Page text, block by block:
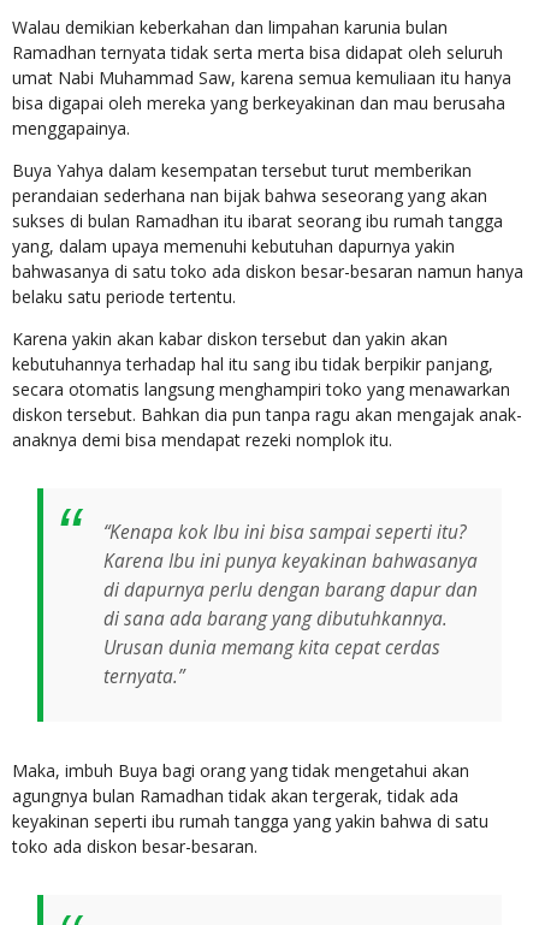
Walau demikian keberkahan dan limpahan karunia bulan
Ramadhan ternyata tidak serta merta bisa didapat oleh seluruh
umat Nabi Muhammad Saw, karena semua kemuliaan itu hanya
bisa digapai oleh mereka yang berkeyakinan dan mau berusaha
menggapainya.
Buya Yahya dalam kesempatan tersebut turut memberikan
perandaian sederhana nan bijak bahwa seseorang yang akan
sukses di bulan Ramadhan itu ibarat seorang ibu rumah tangga
yang, dalam upaya memenuhi kebutuhan dapurnya yakin
bahwasanya di satu toko ada diskon besar-besaran namun hanya
belaku satu periode tertentu.
Karena yakin akan kabar diskon tersebut dan yakin akan
kebutuhannya terhadap hal itu sang ibu tidak berpikir panjang,
secara otomatis langsung menghampiri toko yang menawarkan
diskon tersebut. Bahkan dia pun tanpa ragu akan mengajak anak-
anaknya demi bisa mendapat rezeki nomplok itu.
“Kenapa kok Ibu ini bisa sampai seperti itu?
Karena Ibu ini punya keyakinan bahwasanya
di dapurnya perlu dengan barang dapur dan
di sana ada barang yang dibutuhkannya.
Urusan dunia memang kita cepat cerdas
ternyata.”
Maka, imbuh Buya bagi orang yang tidak mengetahui akan
agungnya bulan Ramadhan tidak akan tergerak, tidak ada
keyakinan seperti ibu rumah tangga yang yakin bahwa di satu
toko ada diskon besar-besaran.